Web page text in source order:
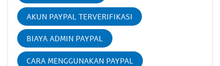
AKUN PAYPAL TERVERIFIKASI
BIAYA ADMIN PAYPAL
CARA MENGGUNAKAN PAYPAL